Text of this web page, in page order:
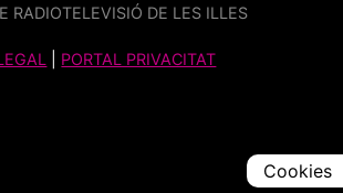
RADIOTELEVISIÓ DE LES ILLES
PORTAL PRIVACITAT
Cookies